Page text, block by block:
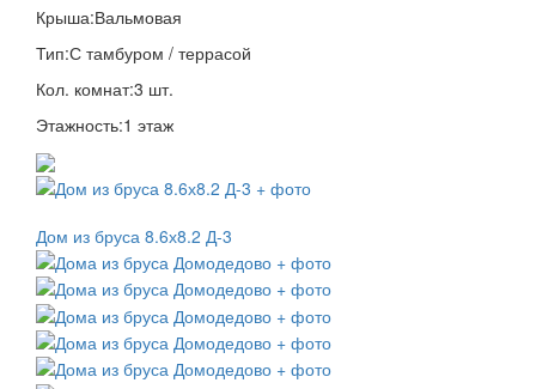
Крыша:Вальмовая
Тип:С тамбуром / террасой
Кол. комнат:3 шт.
Этажность:1 этаж
Дом из бруса 8.6х8.2 Д-3